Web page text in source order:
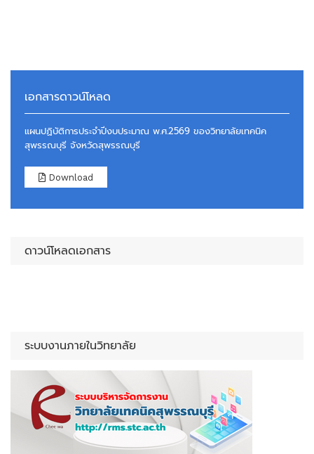
เอกสารดาวน์โหลด
แผนปฏิบัติการประจำปีงบประมาณ พ.ศ.2569 ของวิทยาลัยเทคนิค
สุพรรณบุรี จังหวัดสุพรรณบุรี
Download
ดาวน์โหลดเอกสาร
ระบบงานภายในวิทยาลัย